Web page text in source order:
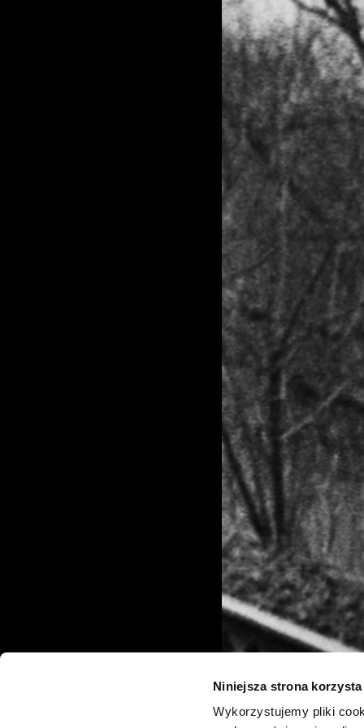
Niniejsza strona
Wykorzystujemy pliki